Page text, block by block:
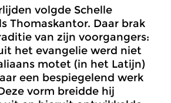
volgde Schelle
Thomaskantor. Daar brak
van zijn voorgangers:
het evangelie werd niet
motet (in het Latijn)
een bespiegelend werk
vorm breidde hij